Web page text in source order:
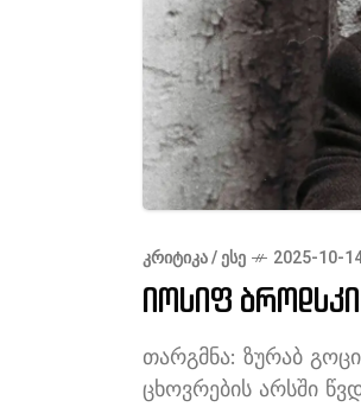
ᲙᲠᲘᲢᲘᲙᲐ / ᲔᲡᲔ 2025-10-
იოსიფ
თარგმნა: ზურაბ
ცხოვრების არსში